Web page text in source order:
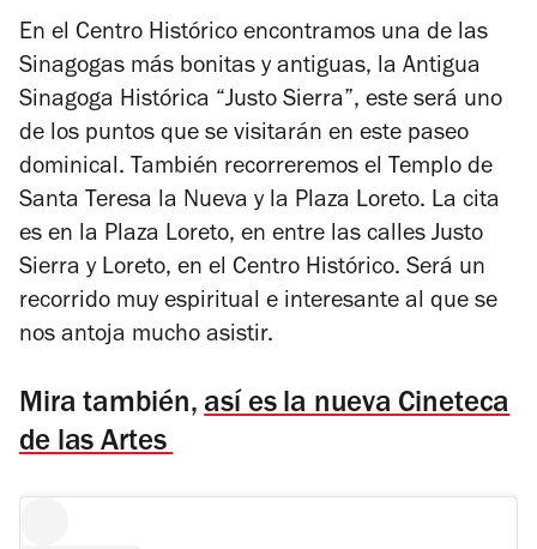
En el Centro Histórico encontramos una de las
Sinagogas más bonitas y antiguas, la Antigua
Sinagoga Histórica “Justo Sierra”, este será uno
de los puntos que se visitarán en este paseo
dominical. También recorreremos el Templo de
Santa Teresa la Nueva y la Plaza Loreto. La cita
es en la Plaza Loreto, en entre las calles Justo
Sierra y Loreto, en el Centro Histórico. Será un
recorrido muy espiritual e interesante al que se
nos antoja mucho asistir.
Mira también, así es la nueva Cineteca
de las Artes